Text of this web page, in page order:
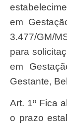
em
3.477/GM/
para
em
Gestante,
Art. 1º Fica alterado, para 29 de maio de 2017,
o prazo